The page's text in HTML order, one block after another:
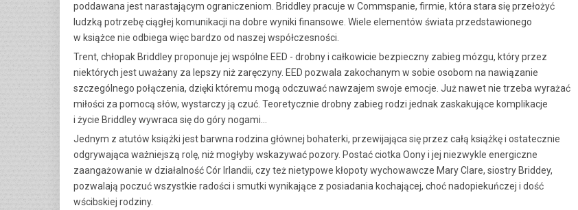
poddawana jest narastającym ograniczeniom. Briddley pracuje w Commspanie, firmie, która stara się przełożyć
ludzką potrzebę ciągłej komunikacji na dobre wyniki finansowe. Wiele elementów świata przedstawionego
w książce nie odbiega więc bardzo od naszej współczesności.
Trent, chłopak Briddley proponuje jej wspólne EED - drobny i całkowicie bezpieczny zabieg mózgu, który przez
niektórych jest uważany za lepszy niż zaręczyny. EED pozwala zakochanym w sobie osobom na nawiązanie
szczególnego połączenia, dzięki któremu mogą odczuwać nawzajem swoje emocje. Już nawet nie trzeba wyrażać
miłości za pomocą słów, wystarczy ją czuć. Teoretycznie drobny zabieg rodzi jednak zaskakujące komplikacje
i życie Briddley wywraca się do góry nogami…
Jednym z atutów książki jest barwna rodzina głównej bohaterki, przewijająca się przez całą książkę i ostatecznie
odgrywająca ważniejszą rolę, niż mogłyby wskazywać pozory. Postać ciotka Oony i jej niezwykle energiczne
zaangażowanie w działalność Cór Irlandii, czy też nietypowe kłopoty wychowawcze Mary Clare, siostry Briddey,
pozwalają poczuć wszystkie radości i smutki wynikające z posiadania kochającej, choć nadopiekuńczej i dość
wścibskiej rodziny.